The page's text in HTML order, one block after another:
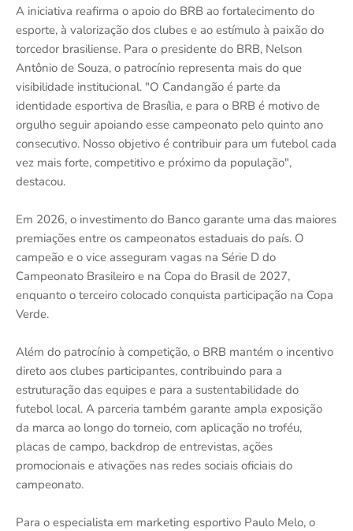
A iniciativa reafirma o apoio do BRB ao fortalecimento do
esporte, à valorização dos clubes e ao estímulo à paixão do
torcedor brasiliense. Para o presidente do BRB, Nelson
Antônio de Souza, o patrocínio representa mais do que
visibilidade institucional. "O Candangão é parte da
identidade esportiva de Brasília, e para o BRB é motivo de
orgulho seguir apoiando esse campeonato pelo quinto ano
consecutivo. Nosso objetivo é contribuir para um futebol cada
vez mais forte, competitivo e próximo da população",
destacou.
Em 2026, o investimento do Banco garante uma das maiores
premiações entre os campeonatos estaduais do país. O
campeão e o vice asseguram vagas na Série D do
Campeonato Brasileiro e na Copa do Brasil de 2027,
enquanto o terceiro colocado conquista participação na Copa
Verde.
Além do patrocínio à competição, o BRB mantém o incentivo
direto aos clubes participantes, contribuindo para a
estruturação das equipes e para a sustentabilidade do
futebol local. A parceria também garante ampla exposição
da marca ao longo do torneio, com aplicação no troféu,
placas de campo, backdrop de entrevistas, ações
promocionais e ativações nas redes sociais oficiais do
campeonato.
Para o especialista em marketing esportivo Paulo Melo, o